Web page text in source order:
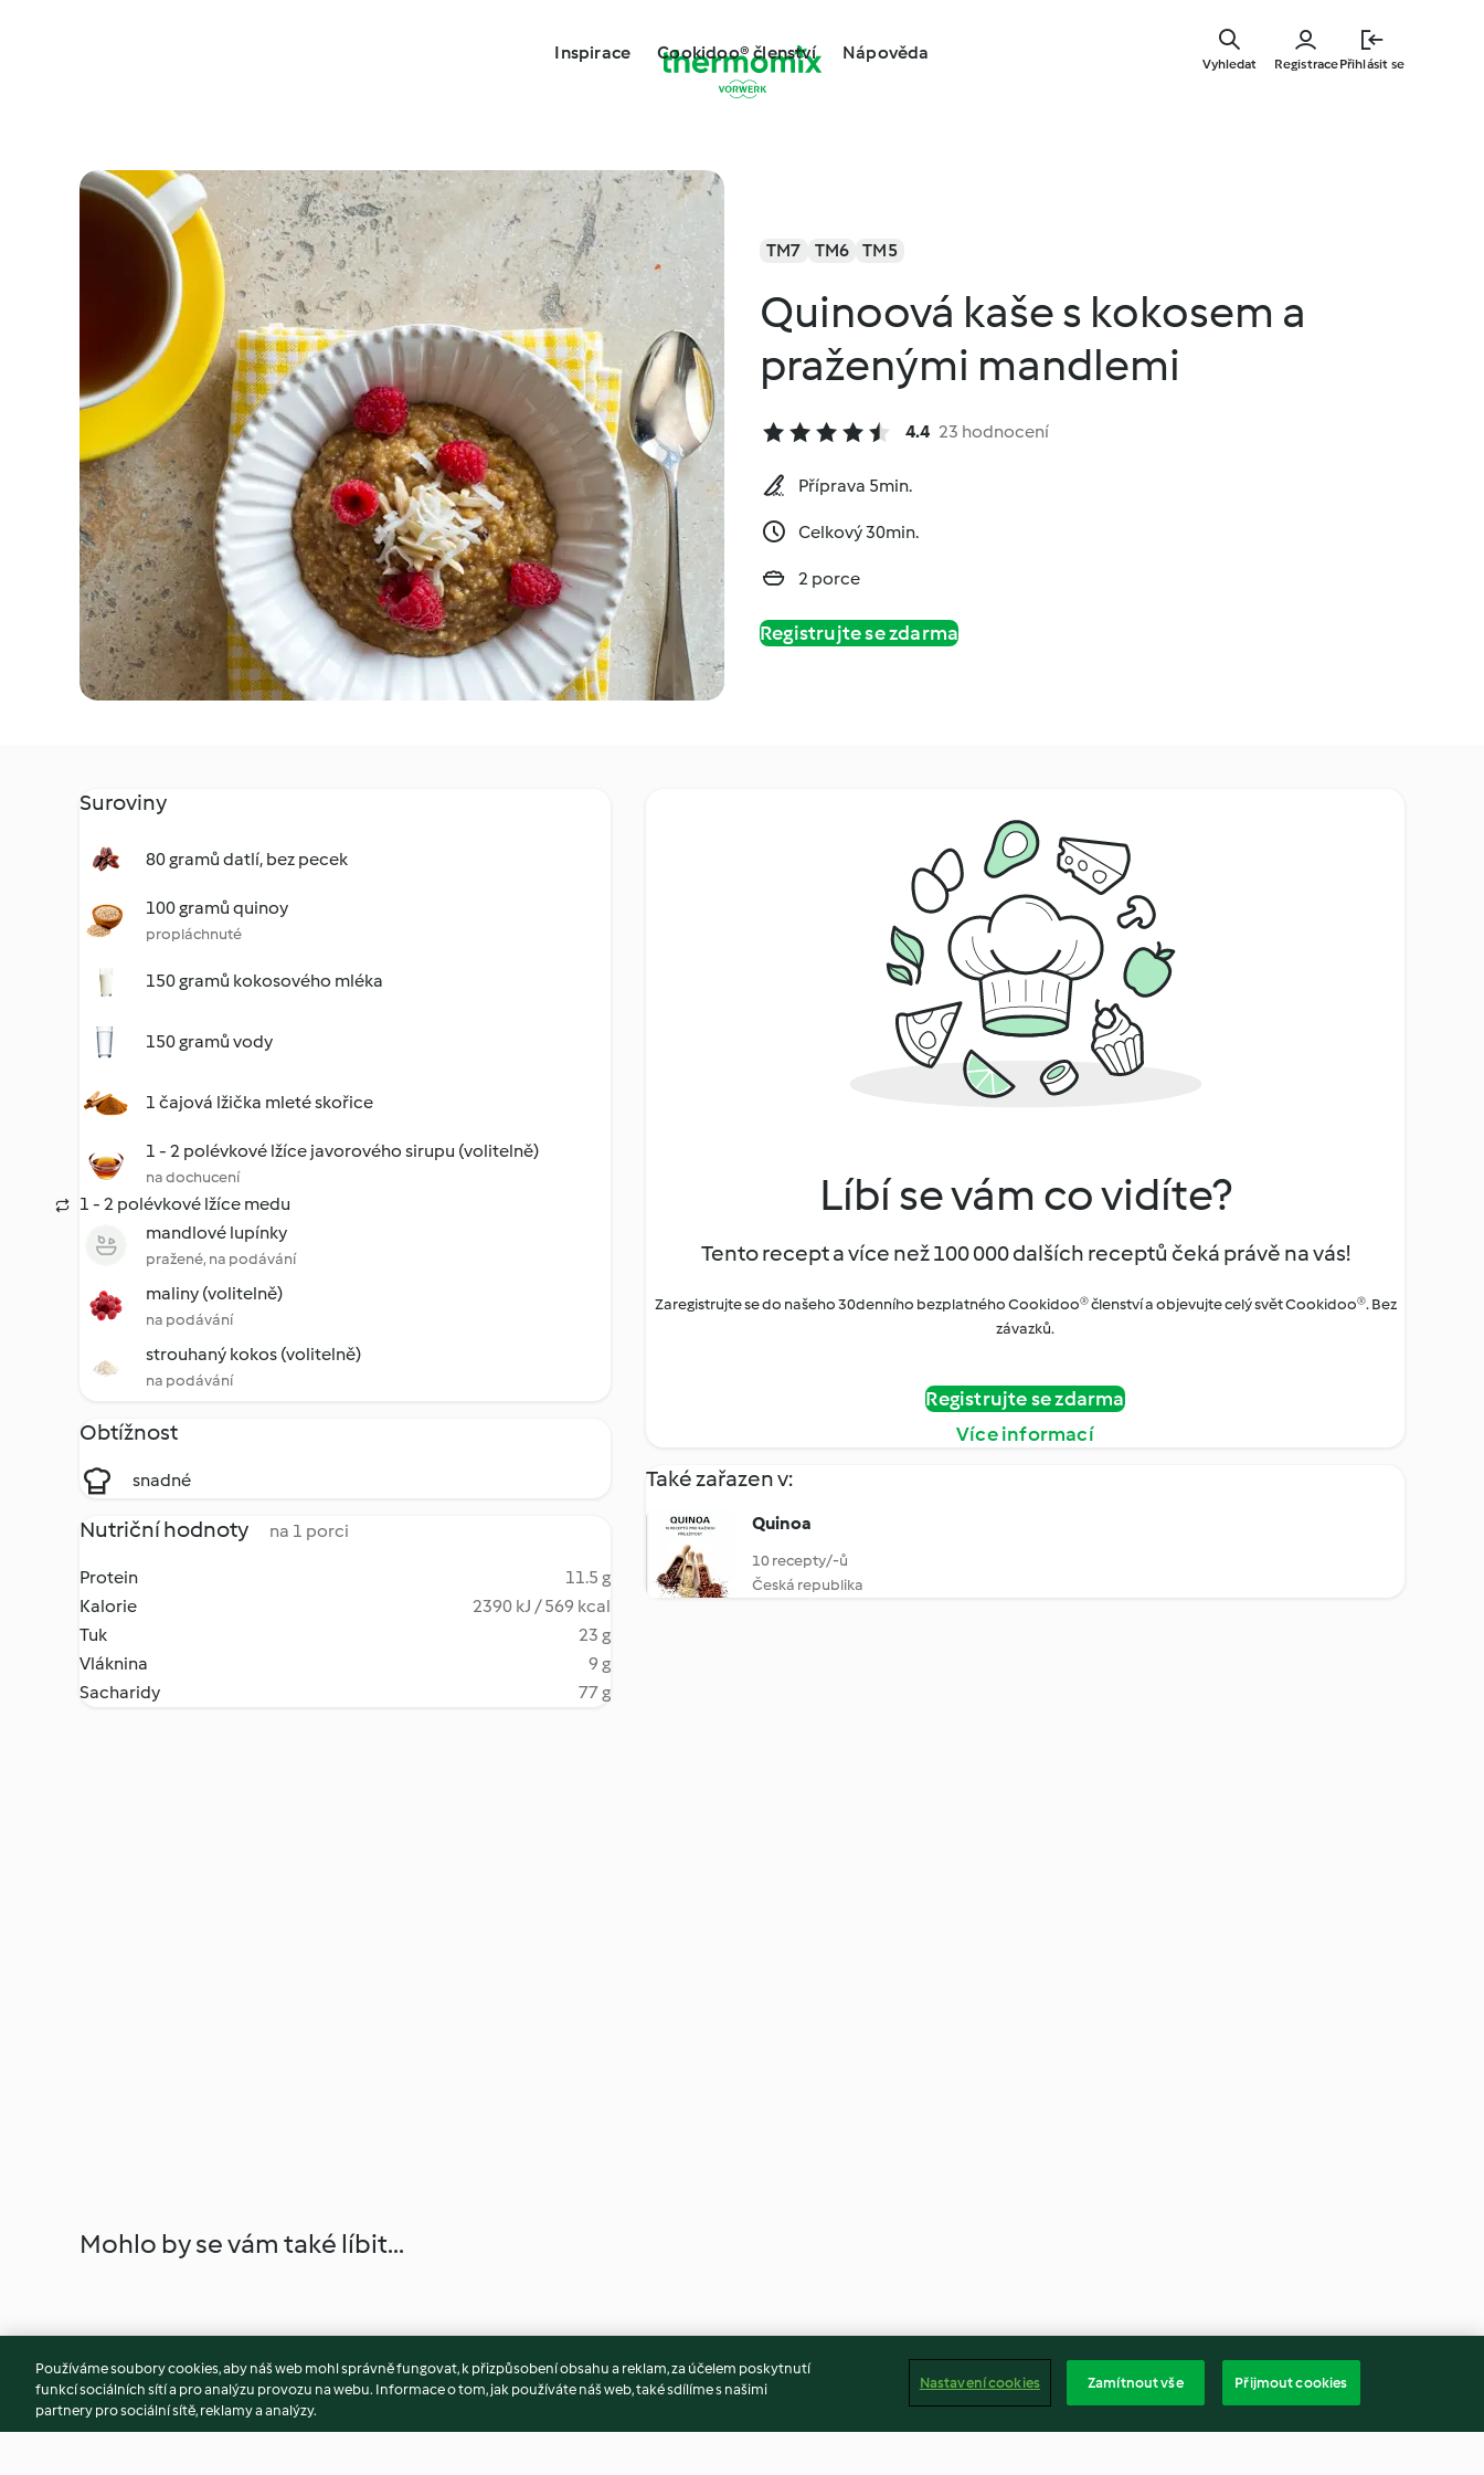
hlavnímu
Inspirace Cookidoo® členství Nápověda
RegistracePřihlásit se
Vyhledat
TM7 TM6 TM5
Quinoová kaše s kokosem a
praženými mandlemi
4.4 23 hodnocení
Příprava 5min.
Celkový 30min.
2 porce
Registrujte se zdarma
Suroviny
80 gramů datlí, bez pecek
100 gramů quinoy
propláchnuté
150 gramů kokosového mléka
150 gramů vody
1 čajová lžička mleté skořice
1 - 2 polévkové lžíce javorového sirupu (volitelně)
na dochucení
1 - 2 polévkové lžíce medu
mandlové lupínky
pražené, na podávání
maliny (volitelně)
na podávání
strouhaný kokos (volitelně)
na podávání
Obtížnost
snadné
Nutriční hodnoty na 1 porci
Protein
11.5 g
Kalorie
2390 kJ / 569 kcal
Tuk
23 g
Vláknina
9 g
Sacharidy
77 g
Líbí se vám co vidíte?
Tento recept a více než 100 000 dalších receptů čeká právě na vás!
Zaregistrujte se do našeho 30denního bezplatného Cookidoo® členství a objevujte celý svět Cookidoo®. Bez
závazků.
Registrujte se zdarma
Více informací
Také zařazen v:
Quinoa
10 recepty/-ů
Česká republika
Mohlo by se vám také líbit...
Používáme soubory cookies, aby náš web mohl správně fungovat, k přizpůsobení obsahu a reklam, za účelem poskytnutí
funkcí sociálních sítí a pro analýzu provozu na webu. Informace o tom, jak používáte náš web, také sdílíme s našimi
partnery pro sociální sítě, reklamy a analýzy.
Nastavení cookies Zamítnout vše Přijmout cookies